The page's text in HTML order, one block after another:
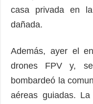
casa privada en
dañada.
Además, ayer el
drones FPV y,
bombardeó la
aéreas guiadas.